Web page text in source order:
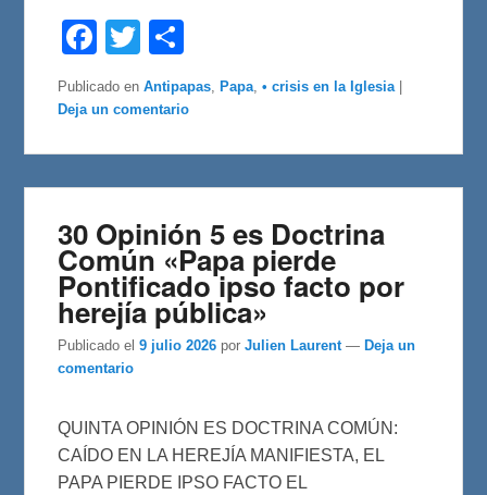
F
e
b
o
k
T
t
e
p
a
r
i
Publicado en Antipapas, Papa,• crisis en la Iglesia
Deja un comentario
30 Opinión 5 es Doctrina
Común «Papa pierde
Pontificado ipso facto por
herejía pública»
Publicado el 9 julio 2026 porJulien Laurent — Deja un
comentario
QUINTA OPINIÓN ES DOCTRINA COMÚN:
CAÍDO EN LA HEREJÍA MANIFIESTA, EL
PAPA PIERDE IPSO FACTO EL